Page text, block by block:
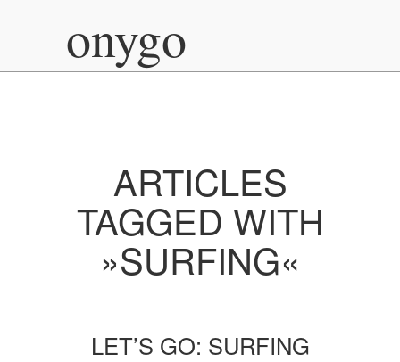
onygo
ARTICLES
TAGGED WITH
»SURFING«
LET’S GO: SURFING